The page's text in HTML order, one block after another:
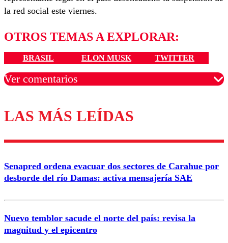
la red social este viernes.
OTROS TEMAS A EXPLORAR:
BRASIL ELON MUSK TWITTER
Ver comentarios
Los comentarios son moderados para garantizar un
diálogo respetuoso.
Correo
LAS MÁS LEÍDAS
Senapred ordena evacuar dos sectores de Carahue por
desborde del río Damas: activa mensajería SAE
Nuevo temblor sacude el norte del país: revisa la
magnitud y el epicentro